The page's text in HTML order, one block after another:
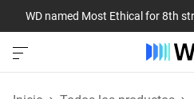
WD named Most Ethical for 8th